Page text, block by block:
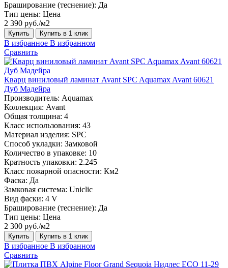
Браширование (теснение): Да
Тип цены: Цена
2 390 руб./м2
Купить Купить в 1 клик
В избранное В избранном
Сравнить
Кварц виниловый ламинат Avant SPC Aquamax Avant 60621
Дуб Мадейра
Производитель: Aquamax
Коллекция: Avant
Общая толщина: 4
Класс использования: 43
Материал изделия: SPC
Способ укладки: Замковой
Количество в упаковке: 10
Кратность упаковки: 2.245
Класс пожарной опасности: Км2
Фаска: Да
Замковая система: Uniclic
Вид фаски: 4 V
Браширование (теснение): Да
Тип цены: Цена
2 300 руб./м2
Купить Купить в 1 клик
В избранное В избранном
Сравнить